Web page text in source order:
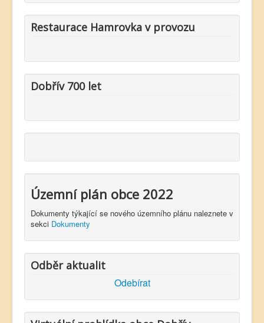
Restaurace Hamrovka v provozu
Dobřív 700 let
Územní plán obce 2022
Dokumenty týkající se nového územního plánu naleznete v
sekci Dokumenty
Odběr aktualit
Odebírat